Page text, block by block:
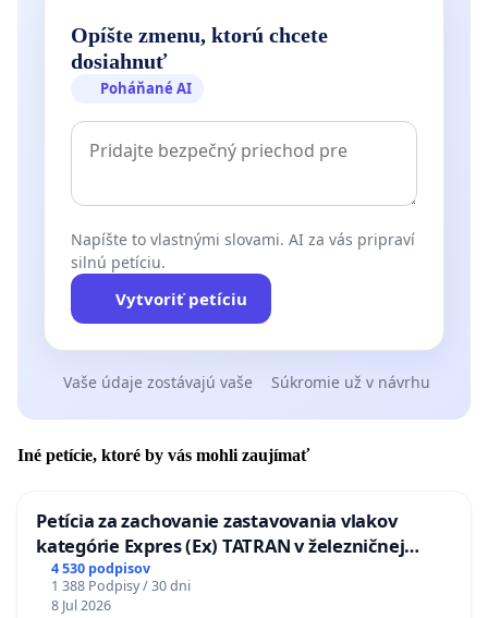
Opíšte zmenu, ktorú chcete
dosiahnuť
Poháňané AI
Napíšte to vlastnými slovami. AI za vás pripraví
silnú petíciu.
Vytvoriť petíciu
Vaše údaje zostávajú vaše Súkromie už v návrhu
Iné petície, ktoré by vás mohli zaujímať
Petícia za zachovanie zastavovania vlakov
kategórie Expres (Ex) TATRAN v železničnej
stanici Púchov
4 530 podpisov
1 388 Podpisy / 30 dni
8 Jul 2026